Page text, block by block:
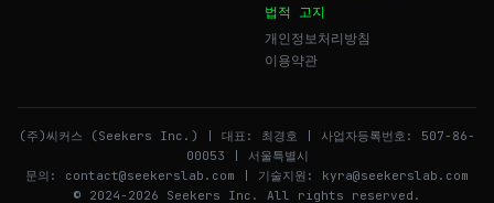
법적 고지
개인정보처리방침
이용약관
(주)씨커스 (Seekers Inc.) | 대표: 최경호 | 사업자등록번호: 507-86-
00053 | 서울특별시
문의: contact@seekerslab.com | 기술지원: kyra@seekerslab.com
© 2024-2026 Seekers Inc. All rights reserved.